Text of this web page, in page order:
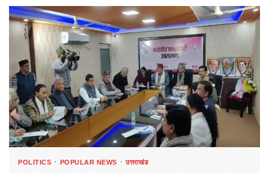
POLITICS POPULAR NEWS उत्तराखंड